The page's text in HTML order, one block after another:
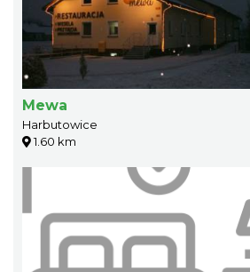
Mewa
Harbutowice
1.60 km